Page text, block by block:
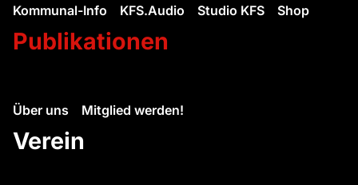
Kommunal-Info
KFS.Audio Studio KFS Shop
Publikationen
Über uns Mitglied werden!
Verein